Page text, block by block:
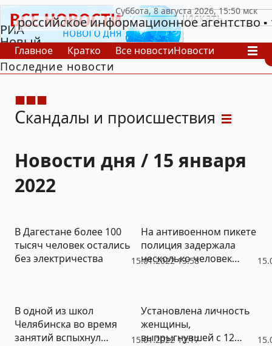
РИА
Новый
День
российское информационное агентство
Главное Кратко Все новостиНовости
В России
В мире
Последние новости
Скандалы и происшествия
Новости дня / 15 января
2022
15.01.2022 13:58
В Дагестане более 100
тысяч человек остались
без электричества
На антивоенном пикете
полиция задержала
несколько человек
15.01.2022 12:17
В одной из школ
Челябинска во время
занятий вспыхнул
Установлена личность
женщины,
выпрыгнувшей с 12